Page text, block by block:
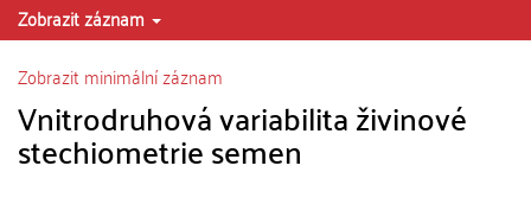
Zobrazit záznam
Zobrazit minimální záznam
Vnitrodruhová variabilita živinové
stechiometrie semen